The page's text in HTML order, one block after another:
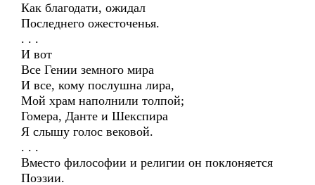
Как благодати, ожидал
Последнего ожесточенья.
. . .
И вот
Все Гении земного мира
И все, кому послушна лира,
Мой храм наполнили толпой;
Гомера, Данте и Шекспира
Я слышу голос вековой.
. . .
Вместо философии и религии он поклоняется
Поэзии.